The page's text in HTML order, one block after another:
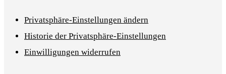
Privatsphäre-Einstellungen ändern
Historie der Privatsphäre-Einstellungen
Einwilligungen widerrufen